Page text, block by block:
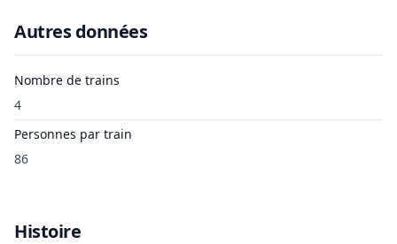
Autres données
Nombre de trains
4
Personnes par train
86
Histoire